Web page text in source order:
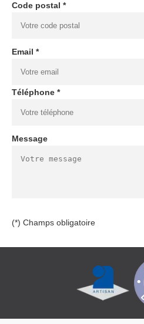
Code postal *
Email *
Téléphone *
Message
(*) Champs obligatoire